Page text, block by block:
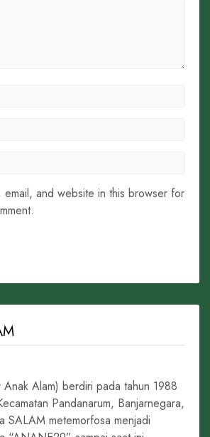
email, and website in this browser for
Alam) berdiri pada tahun 1988
Pandanarum, Banjarnegara,
SALAM metemorfosa menjadi